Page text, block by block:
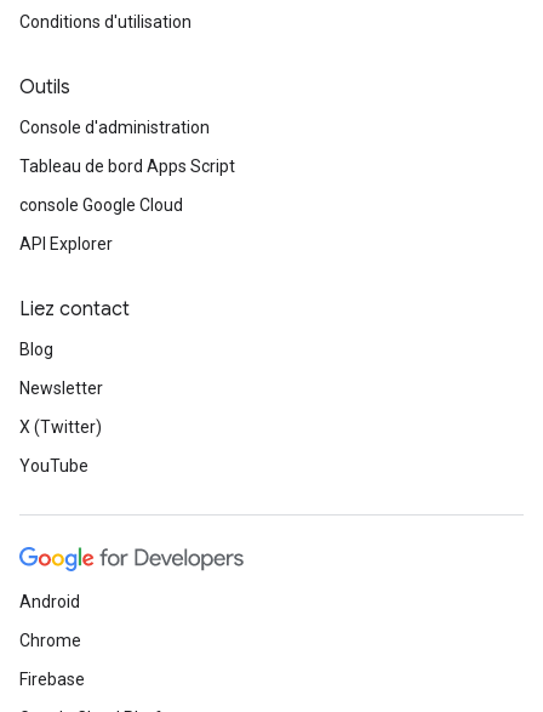
Conditions d'utilisation
Outils
Console d'administration
Tableau de bord Apps Script
console Google Cloud
API Explorer
Liez contact
Blog
Newsletter
X (Twitter)
YouTube
Android
Chrome
Firebase